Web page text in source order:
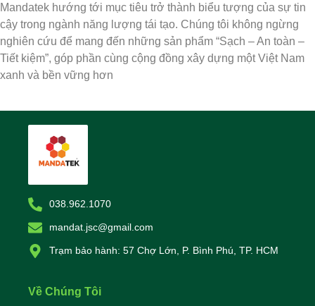
Mandatek hướng tới mục tiêu trở thành biểu tượng của sự tin
cậy trong ngành năng lượng tái tạo. Chúng tôi không ngừng
nghiên cứu để mang đến những sản phẩm “Sạch – An toàn –
Tiết kiệm”, góp phần cùng cộng đồng xây dựng một Việt Nam
xanh và bền vững hơn
038.962.1070
mandat.jsc@gmail.com
Trạm bảo hành: 57 Chợ Lớn, P. Bình Phú, TP. HCM
Về Chúng Tôi